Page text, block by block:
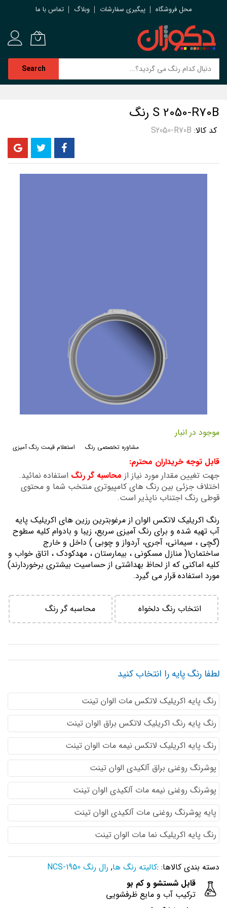
محل فروشگاه پیگیری سفارشات وبلاگ تماس با ما
Search
محتواS 2050-R70B رنگ
کد کالا S2050-R70B
ابتدای
گالری
موجود در انبار
استعلام قیمت رنگ آمیزی مشاوره تخصصی رنگ
قابل توجه خریداران محترم:
جهت تغیین مقدار مورد نیاز از محاسبه گر رنگ استفاده نمائید.
اختلاف جزئی بین رنگ های کامپیوتری منتخب شما و محتوی
قوطی رنگ اجتناب ناپذیر است.
رنگ اكريليك لاتكس الوان از مرغوبترين رزين هاي اكريليك پايه
آب تهيه شده و برای رنگ آمیزی سریع، زیبا و بادوام کلیه سطوح
(گچی ، سیمانی، آجری، آردواز و چوبی ) داخل و خارج
ساختمان1( منازل مسكوني ، بيمارستان ، مهدكودك ، اتاق خواب و
كليه اماكني كه از لحاظ بهداشتي از حساسيت بيشتري برخوردارند)
مورد استفاده قرار می گیرد.
انتخاب رنگ دلخواه محاسبه گر رنگ
لطفا رنگ پایه را انتخاب کنید
رنگ پایه اكريليك لاتكس مات الوان تینت
رنگ پایه رنگ اكريليك لاتكس براق الوان تینت
رنگ پایه اكريليك لاتكس نيمه مات الوان تینت
پوشرنگ روغنی براق آلکیدی الوان تینت
پوشرنگ روغنی نیمه مات آلکیدی الوان تینت
پایه پوشرنگ روغنی مات آلکیدی الوان تینت
رنگ پایه اکریلیک نما مات الوان تینت
دسته بندی کالاها: :کالیته رنگ ها, رال رنگ NCS-1950
قابل شستشو و کم بو
ترکیب آب و مایع ظرفشویی